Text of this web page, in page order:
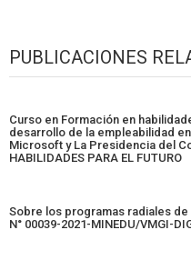
PUBLICACIONES
Curso en Formación en
desarrollo de la empleabilidad
Microsoft y La Presidencia del
HABILIDADES PARA EL FUTURO
Sobre los programas radiales de
N° 00039-2021-MINEDU/VMGI-